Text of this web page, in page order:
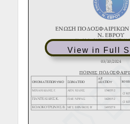
View in Full